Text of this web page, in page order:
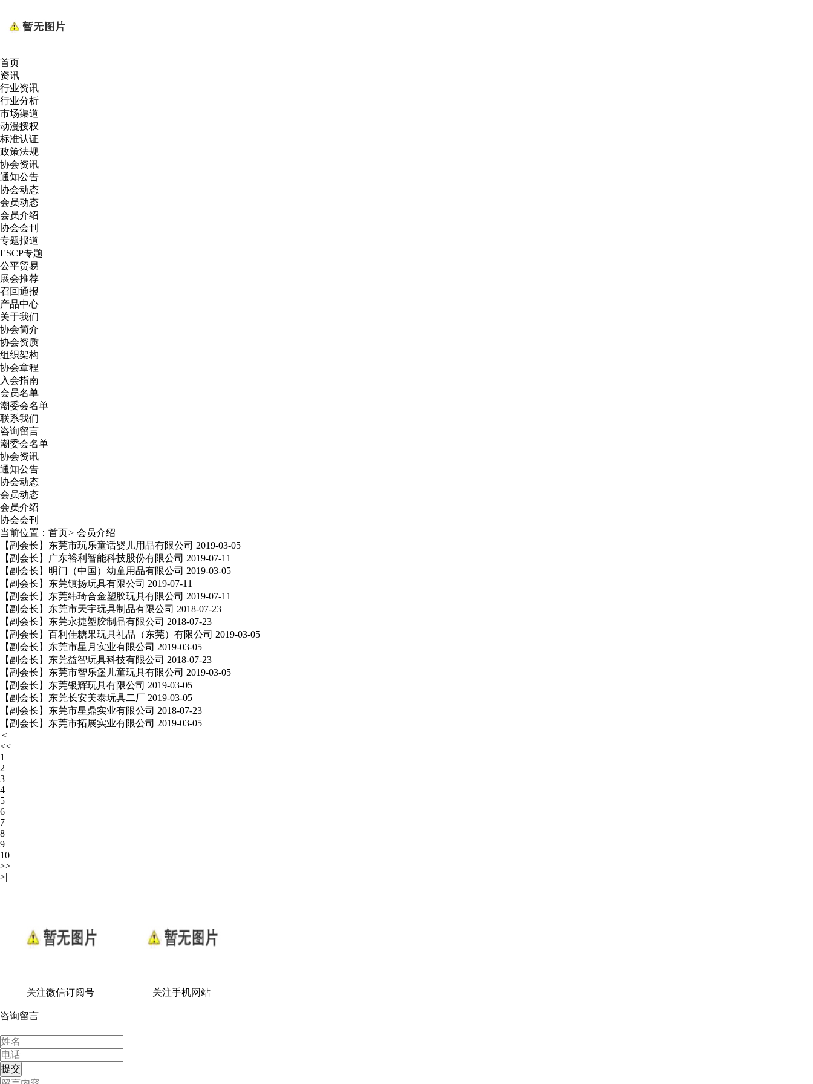
首页
资讯
行业资讯
行业分析
市场渠道
动漫授权
标准认证
政策法规
协会资讯
通知公告
协会动态
会员动态
会员介绍
协会会刊
专题报道
ESCP专题
公平贸易
展会推荐
召回通报
产品中心
关于我们
协会简介
协会资质
组织架构
协会章程
入会指南
会员名单
潮委会名单
联系我们
咨询留言
潮委会名单
协会资讯
通知公告
协会动态
会员动态
会员介绍
协会会刊
当前位置： 首页> 会员介绍
【副会长】东莞市玩乐童话婴儿用品有限公司 2019-03-05
【副会长】广东裕利智能科技股份有限公司 2019-07-11
【副会长】明门（中国）幼童用品有限公司 2019-03-05
【副会长】东莞镇扬玩具有限公司 2019-07-11
【副会长】东莞纬琦合金塑胶玩具有限公司 2019-07-11
【副会长】东莞市天宇玩具制品有限公司 2018-07-23
【副会长】东莞永捷塑胶制品有限公司 2018-07-23
【副会长】百利佳糖果玩具礼品（东莞）有限公司 2019-03-05
【副会长】东莞市星月实业有限公司 2019-03-05
【副会长】东莞益智玩具科技有限公司 2018-07-23
【副会长】东莞市智乐堡儿童玩具有限公司 2019-03-05
【副会长】东莞银辉玩具有限公司 2019-03-05
【副会长】东莞长安美泰玩具二厂 2019-03-05
【副会长】东莞市星鼎实业有限公司 2018-07-23
【副会长】东莞市拓展实业有限公司 2019-03-05
|<
<<
1
2
3
4
5
6
7
8
9
10
>>
>|
关注微信订阅号 关注手机网站
咨询留言